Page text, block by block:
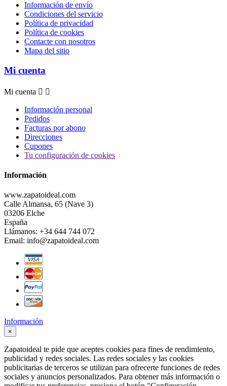
Información de envío
Condiciones del servicio
Política de privacidad
Política de cookies
Contacte con nosotros
Mapa del sitio
Mi cuenta
Mi cuenta  
Información personal
Pedidos
Facturas por abono
Direcciones
Cupones
Tu configuración de cookies
Información
www.zapatoideal.com
Calle Almansa, 65 (Nave 3)
03206 Elche
España
Llámanos: +34 644 744 072
Email: info@zapatoideal.com
Información
×
Zapatoideal te pide que aceptes cookies para fines de rendimiento,
publicidad y redes sociales. Las redes sociales y las cookies
publicitarias de terceros se utilizan para ofrecerte funciones de redes
sociales y anuncios personalizados. Para obtener más información o